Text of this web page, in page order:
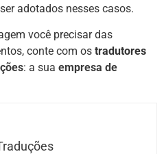
adotados nesses casos.
você precisar das
conte com os tradutores
: a sua empresa de